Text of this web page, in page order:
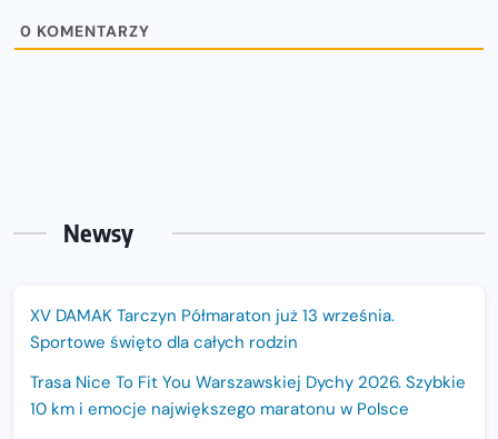
0 KOMENTARZY
Newsy
XV DAMAK Tarczyn Półmaraton już 13 września.
Sportowe święto dla całych rodzin
Trasa Nice To Fit You Warszawskiej Dychy 2026. Szybkie
10 km i emocje największego maratonu w Polsce